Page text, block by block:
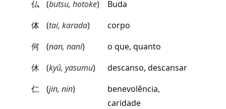
仏
(butsu, hotoke)
Buda
体
(tai, karada)
corpo
何
(nan, nani)
o que, quanto
休
(kyû, yasumu)
descanso, descansar
仁
(jin, nin)
benevolência,
caridade